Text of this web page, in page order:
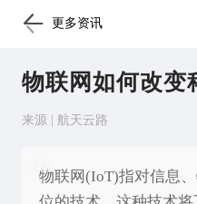
更多资讯
物联网如何改变
来源 | 航天云路
物联网(IoT)指对信息